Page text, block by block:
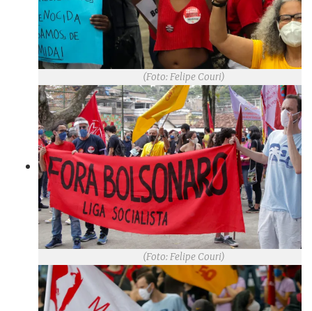
(Foto: Felipe Couri)
(Foto: Felipe Couri)